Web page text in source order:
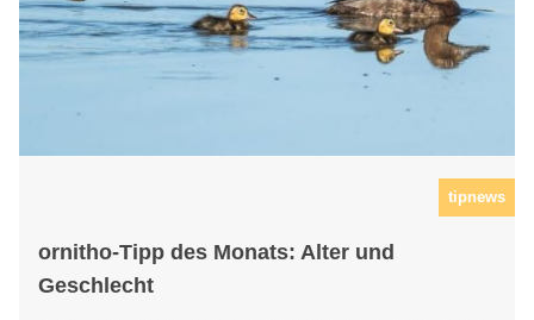
tipnews
ornitho-Tipp des Monats: Alter und
Geschlecht